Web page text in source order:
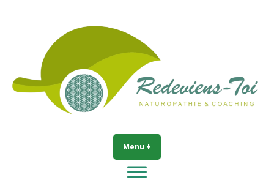
Redeviens-toi Menu +